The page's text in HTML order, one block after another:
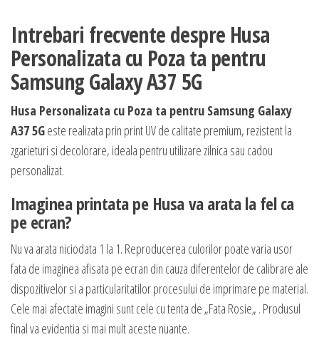
Intrebari frecvente despre Husa
Personalizata cu Poza ta pentru
Samsung Galaxy A37 5G
Husa Personalizata cu Poza ta pentru Samsung Galaxy
A37 5Geste realizata prin print UV de calitate premium, rezistent la
zgarieturi si decolorare, ideala pentru utilizare zilnica sau cadou
personalizat.
Imaginea printata pe Husa va arata la fel ca
pe ecran?
Nu va arata niciodata 1 la 1. Reproducerea culorilor poate varia usor
fata de imaginea afisata pe ecran din cauza diferentelor de calibrare ale
dispozitivelor si a particularitatilor procesului de imprimare pe material.
Cele mai afectate imagini sunt cele cu tenta de „Fata Rosie„ . Produsul
final va evidentia si mai mult aceste nuante.